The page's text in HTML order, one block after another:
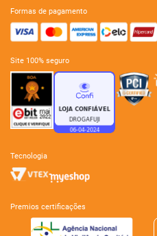
formas de pagamento
site 100% seguro
tecnologia
premios certificações